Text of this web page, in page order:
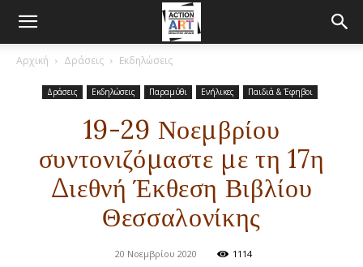
Αρχική Δράσεις Εκδηλώσεις
Δράσεις Εκδηλώσεις Παραμύθι Ενήλικες Παιδιά & Έφηβοι
19-29 Νοεμβρίου
συντονιζόμαστε με τη 17η
Διεθνή Έκθεση Βιβλίου
Θεσσαλονίκης
20 Νοεμβρίου 2020 1114